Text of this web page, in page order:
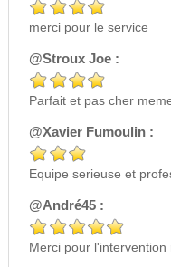
merci pour le service
@Stroux Joe :
Parfait et pas cher
@Xavier Fumoulin :
Equipe serieuse et
@André45 :
Merci pour l'intervention